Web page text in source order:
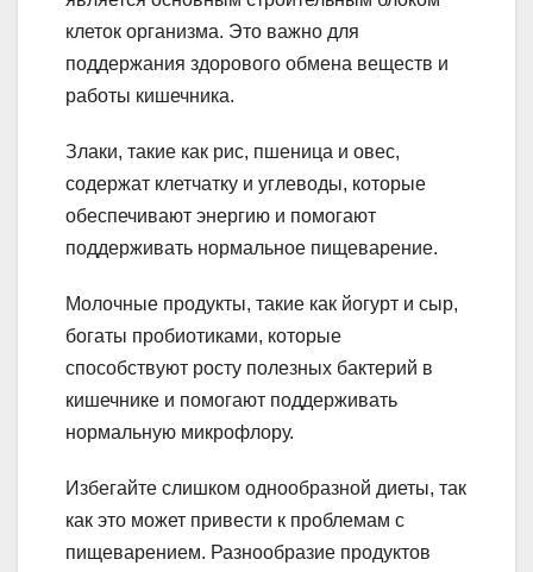
клеток организма. Это важно для
поддержания здорового обмена веществ и
работы кишечника.
Злаки, такие как рис, пшеница и овес,
содержат клетчатку и углеводы, которые
обеспечивают энергию и помогают
поддерживать нормальное пищеварение.
Молочные продукты, такие как йогурт и сыр,
богаты пробиотиками, которые
способствуют росту полезных бактерий в
кишечнике и помогают поддерживать
нормальную микрофлору.
Избегайте слишком однообразной диеты, так
как это может привести к проблемам с
пищеварением. Разнообразие продуктов